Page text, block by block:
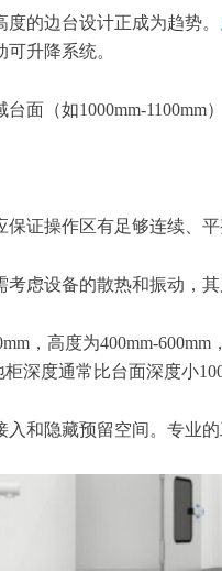
的边台设计正成为趋势。
升降系统。
台面（如1000mm-
证操作区有足够连续、
虑设备的散热和振动，
，高度为400mm-
深度通常比台面深度小
和隐藏预留空间。专业